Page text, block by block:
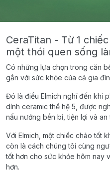
CeraTitan - Từ 1
một thói quen sống
Có những lựa chọn trong căn
gắn với sức khỏe của cả gia
Đó là điều Elmich nghĩ đến khi
dính ceramic thế hệ 5, được
nấu nướng bền bỉ, tiện lợi và an
Với Elmich, một chiếc chảo tốt
còn là cách chúng tôi cùng
tốt hơn cho sức khỏe hôm nay
hơn.